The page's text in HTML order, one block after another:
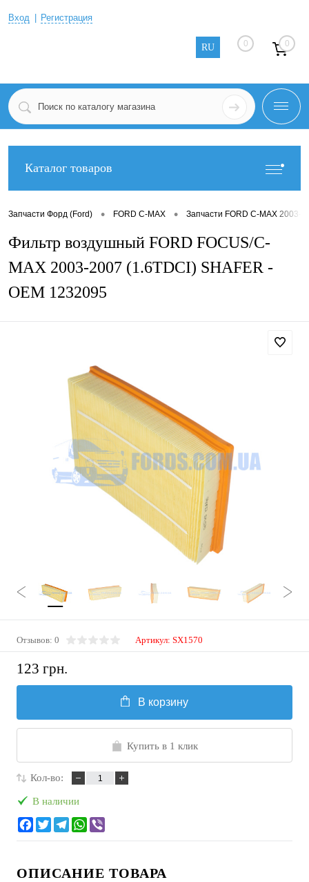
Вход Регистрация
RU 0 0
Каталог товаров
Запчасти Форд (Ford) • FORD C-MAX • Запчасти FORD C-MAX 2003-
Фильтр воздушный FORD FOCUS/C-
MAX 2003-2007 (1.6TDCI) SHAFER -
OEM 1232095
Отзывов: 0 Артикул: SX1570
123 грн.
В корзину
Купить в 1 клик
Кол-во:
В наличии
ОПИСАНИЕ ТОВАРА